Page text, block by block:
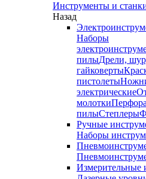
Инструменты и
Назад
Наборы
пилыДрели,
гайковерты
пистолеты
электрические
молотки
пилыСтеплеры
Ручные
Наборы
Измерительные